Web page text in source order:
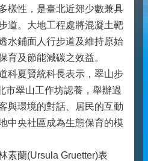
樣性，是臺北近郊少數兼具
道。大地工程處將混凝土靶
水鋪面人行步道及維持原始
育及節能減碳之效益。
夏賢統科長表示，翠山步
市翠山工作坊認養，舉辦過
與環境的對話、居民的互動
中央社區成為生態保育的模
蘭(Ursula Gruetter)表